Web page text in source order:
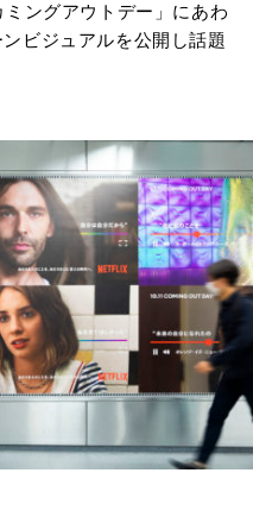
ングアウトデー」にあわ
ビジュアルを公開し話題